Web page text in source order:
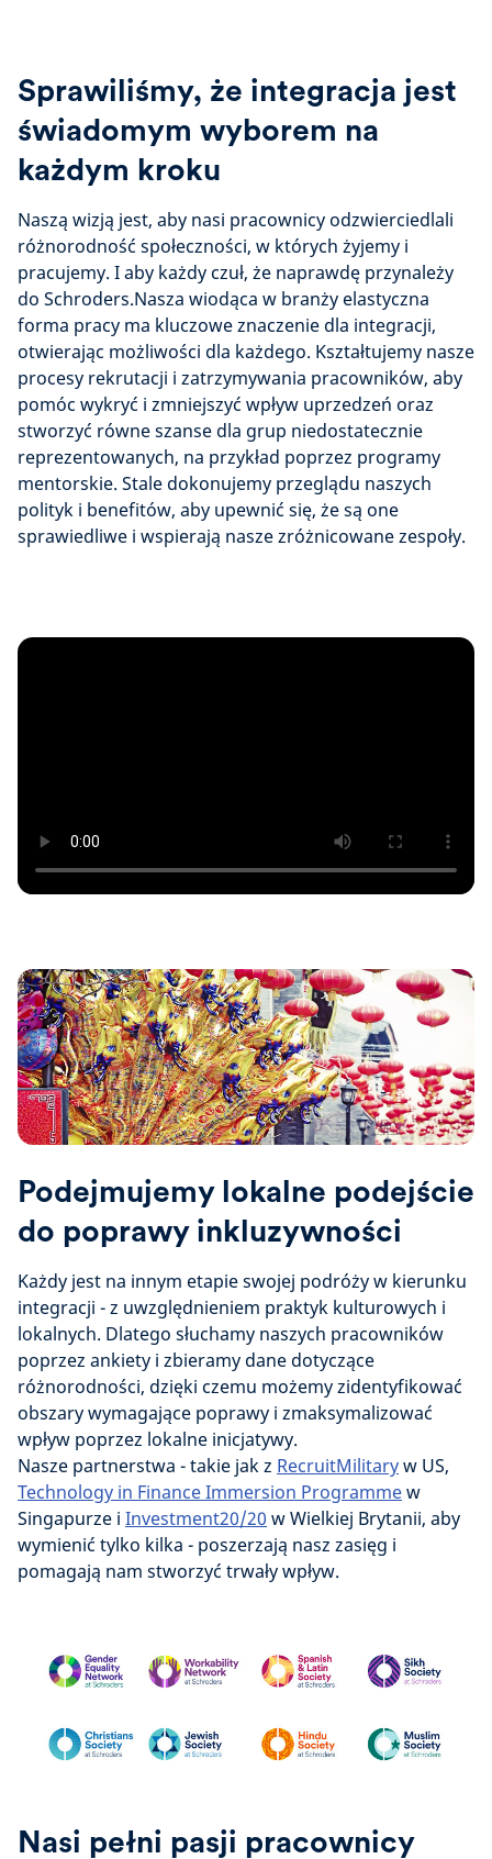
Sprawiliśmy, że integracja jest
świadomym wyborem na
każdym kroku
Naszą wizją jest, aby nasi pracownicy odzwierciedlali
różnorodność społeczności, w których żyjemy i
pracujemy. I aby każdy czuł, że naprawdę przynależy
do Schroders.Nasza wiodąca w branży elastyczna
forma pracy ma kluczowe znaczenie dla integracji,
otwierając możliwości dla każdego. Kształtujemy nasze
procesy rekrutacji i zatrzymywania pracowników, aby
pomóc wykryć i zmniejszyć wpływ uprzedzeń oraz
stworzyć równe szanse dla grup niedostatecznie
reprezentowanych, na przykład poprzez programy
mentorskie. Stale dokonujemy przeglądu naszych
polityk i benefitów, aby upewnić się, że są one
sprawiedliwe i wspierają nasze zróżnicowane zespoły.
Podejmujemy lokalne podejście
do poprawy inkluzywności
Każdy jest na innym etapie swojej podróży w kierunku
integracji - z uwzględnieniem praktyk kulturowych i
lokalnych. Dlatego słuchamy naszych pracowników
poprzez ankiety i zbieramy dane dotyczące
różnorodności, dzięki czemu możemy zidentyfikować
obszary wymagające poprawy i zmaksymalizować
wpływ poprzez lokalne inicjatywy.
Nasze partnerstwa - takie jak z RecruitMilitaryw US,
Technology in Finance Immersion Programmew
Singapurze i Investment20/20 w Wielkiej Brytanii, aby
wymienić tylko kilka - poszerzają nasz zasięg i
pomagają nam stworzyć trwały wpływ.
Nasi pełni pasji pracownicy